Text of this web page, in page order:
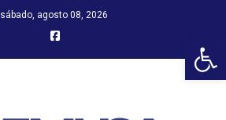
sábado, agosto 08, 2026